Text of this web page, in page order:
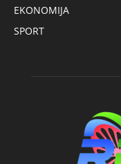
EKONOMIJA
SPORT